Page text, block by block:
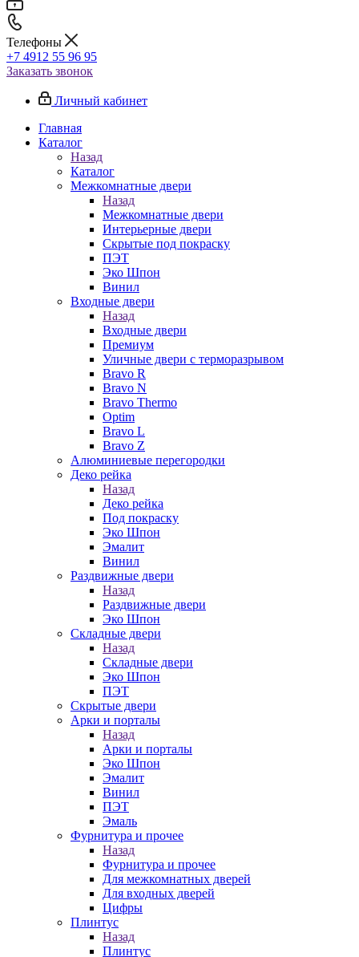
Телефоны
+7 4912 55 96 95
Заказать звонок
Личный кабинет
Главная
Каталог
Назад
Каталог
Межкомнатные двери
Назад
Межкомнатные двери
Интерьерные двери
Скрытые под покраску
ПЭТ
Эко Шпон
Винил
Входные двери
Назад
Входные двери
Премиум
Уличные двери с терморазрывом
Bravo R
Bravo N
Bravo Thermo
Optim
Bravo L
Bravo Z
Алюминиевые перегородки
Деко рейка
Назад
Деко рейка
Под покраску
Эко Шпон
Эмалит
Винил
Раздвижные двери
Назад
Раздвижные двери
Эко Шпон
Складные двери
Назад
Складные двери
Эко Шпон
ПЭТ
Скрытые двери
Арки и порталы
Назад
Арки и порталы
Эко Шпон
Эмалит
Винил
ПЭТ
Эмаль
Фурнитура и прочее
Назад
Фурнитура и прочее
Для межкомнатных дверей
Для входных дверей
Цифры
Плинтус
Назад
Плинтус